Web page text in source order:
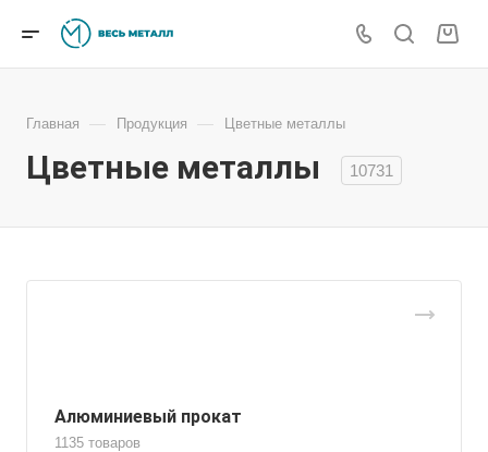
Главная — Продукция — Цветные металлы
Цветные металлы 10731
Алюминиевый прокат
1135 товаров